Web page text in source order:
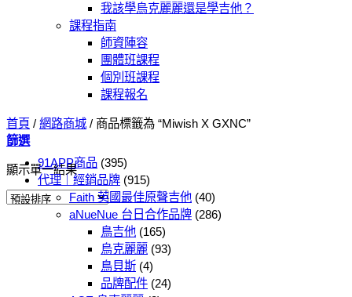
我該學烏克麗麗還是學吉他？
課程指南
師資陣容
團體班課程
個別班課程
課程報名
首頁 / 網路商城 / 商品標籤為 “Miwish X GXNC”
篩選
顯示單一結果
91APP商品 (395)
代理｜經銷品牌 (915)
Faith 英國最佳原聲吉他 (40)
aNueNue 台日合作品牌 (286)
鳥吉他 (165)
烏克麗麗 (93)
鳥貝斯 (4)
品牌配件 (24)